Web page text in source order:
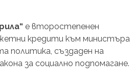
е второстепенен
кредити към министъра
политика, създаден на
за социално подпомагане.